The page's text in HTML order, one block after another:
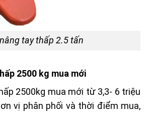
tay thấp 2.5 tấn
2500 kg mua mới
2500kg mua mới từ 3,3- 6 triệu
vị phân phối và thời điểm mua,